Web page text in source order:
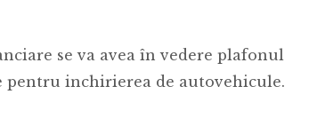
se va avea în vedere plafonul
inchirierea de autovehicule.